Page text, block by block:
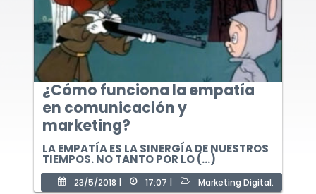
¿Cómo funciona la empatía
en comunicación y
marketing?
LA EMPATÍA ES LA SINERGÍA DE NUESTROS
TIEMPOS. NO TANTO POR LO (...)
23/5/2018 | 17:07 | Marketing Digital.
* Campos obligatorios.
* Campos obligatorios.